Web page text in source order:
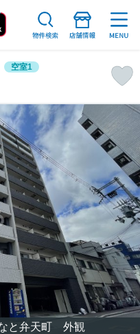
空室1
なと弁天町 外観